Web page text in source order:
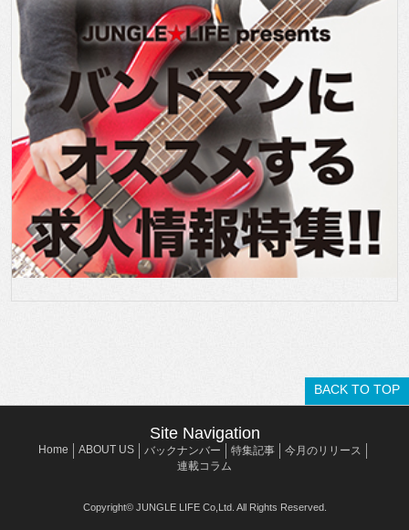
BACK TO TOP
Site Navigation
Home ABOUT US バックナンバー 特集記事
今月のリリース
連載コラム
Copyright© JUNGLE LIFE Co,Ltd. All Rights Reserved.